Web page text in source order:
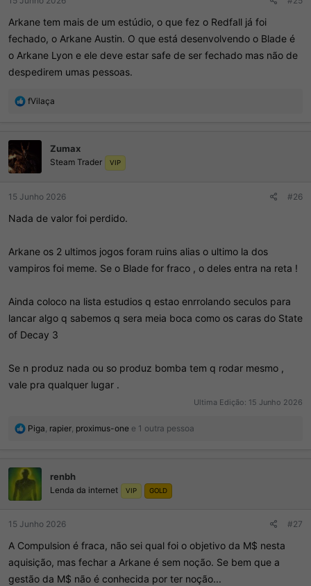
Arkane tem mais de um estúdio, o que fez o Redfall já foi
fechado, o Arkane Austin. O que está desenvolvendo o Blade é
o Arkane Lyon e ele deve estar safe de ser fechado mas não de
despedirem umas pessoas.
R
õ
s
fVilaça
Zumax
Steam Trader VIP
15 Junho 2026 #26
Nada de valor foi perdido.
Arkane os 2 ultimos jogos foram ruins alias o ultimo la dos
vampiros foi meme. Se o Blade for fraco , o deles entra na reta !
Ainda coloco na lista estudios q estao enrrolando seculos para
lancar algo q sabemos q sera meia boca como os caras do State
of Decay 3
Se n produz nada ou so produz bomba tem q rodar mesmo ,
vale pra qualquer lugar .
Ultima Edição: 15 Junho 2026
R
ç
õ
s
Piga, rapier, proximus-one e 1 outra pessoa
renbh
Lenda da internet VIP GOLD
15 Junho 2026 #27
A Compulsion é fraca, não sei qual foi o objetivo da M$ nesta
aquisição, mas fechar a Arkane é sem noção. Se bem que a
gestão da M$ não é conhecida por ter noção...